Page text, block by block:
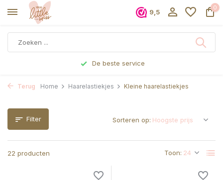
9,5
0
Voor 17 uur besteld, dezelfde dag verzonden
Terug Home Haarelastiekjes Kleine haarelastiekjes
Filter
22 producten Toon:
Sorteren op: